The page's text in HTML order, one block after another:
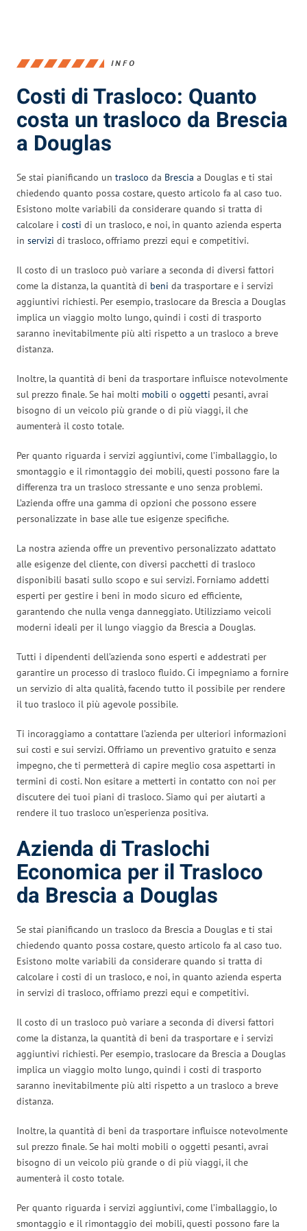
INFO
Costi di Trasloco: Quanto
costa un trasloco da Brescia
a Douglas
Se stai pianificando un trasloco da Brescia a Douglas e ti stai
chiedendo quanto possa costare, questo articolo fa al caso tuo.
Esistono molte variabili da considerare quando si tratta di
calcolare i costi di un trasloco, e noi, in quanto azienda esperta
in servizi di trasloco, offriamo prezzi equi e competitivi.
Il costo di un trasloco può variare a seconda di diversi fattori
come la distanza, la quantità di beni da trasportare e i servizi
aggiuntivi richiesti. Per esempio, traslocare da Brescia a Douglas
implica un viaggio molto lungo, quindi i costi di trasporto
saranno inevitabilmente più alti rispetto a un trasloco a breve
distanza.
Inoltre, la quantità di beni da trasportare influisce notevolmente
sul prezzo finale. Se hai molti mobili o oggetti pesanti, avrai
bisogno di un veicolo più grande o di più viaggi, il che
aumenterà il costo totale.
Per quanto riguarda i servizi aggiuntivi, come l’imballaggio, lo
smontaggio e il rimontaggio dei mobili, questi possono fare la
differenza tra un trasloco stressante e uno senza problemi.
L’azienda offre una gamma di opzioni che possono essere
personalizzate in base alle tue esigenze specifiche.
La nostra azienda offre un preventivo personalizzato adattato
alle esigenze del cliente, con diversi pacchetti di trasloco
disponibili basati sullo scopo e sui servizi. Forniamo addetti
esperti per gestire i beni in modo sicuro ed efficiente,
garantendo che nulla venga danneggiato. Utilizziamo veicoli
moderni ideali per il lungo viaggio da Brescia a Douglas.
Tutti i dipendenti dell’azienda sono esperti e addestrati per
garantire un processo di trasloco fluido. Ci impegniamo a fornire
un servizio di alta qualità, facendo tutto il possibile per rendere
il tuo trasloco il più agevole possibile.
Ti incoraggiamo a contattare l’azienda per ulteriori informazioni
sui costi e sui servizi. Offriamo un preventivo gratuito e senza
impegno, che ti permetterà di capire meglio cosa aspettarti in
termini di costi. Non esitare a metterti in contatto con noi per
discutere dei tuoi piani di trasloco. Siamo qui per aiutarti a
rendere il tuo trasloco un’esperienza positiva.
Azienda di Traslochi
Economica per il Trasloco
da Brescia a Douglas
Se stai pianificando un trasloco da Brescia a Douglas e ti stai
chiedendo quanto possa costare, questo articolo fa al caso tuo.
Esistono molte variabili da considerare quando si tratta di
calcolare i costi di un trasloco, e noi, in quanto azienda esperta
in servizi di trasloco, offriamo prezzi equi e competitivi.
Il costo di un trasloco può variare a seconda di diversi fattori
come la distanza, la quantità di beni da trasportare e i servizi
aggiuntivi richiesti. Per esempio, traslocare da Brescia a Douglas
implica un viaggio molto lungo, quindi i costi di trasporto
saranno inevitabilmente più alti rispetto a un trasloco a breve
distanza.
Inoltre, la quantità di beni da trasportare influisce notevolmente
sul prezzo finale. Se hai molti mobili o oggetti pesanti, avrai
bisogno di un veicolo più grande o di più viaggi, il che
aumenterà il costo totale.
Per quanto riguarda i servizi aggiuntivi, come l’imballaggio, lo
smontaggio e il rimontaggio dei mobili, questi possono fare la